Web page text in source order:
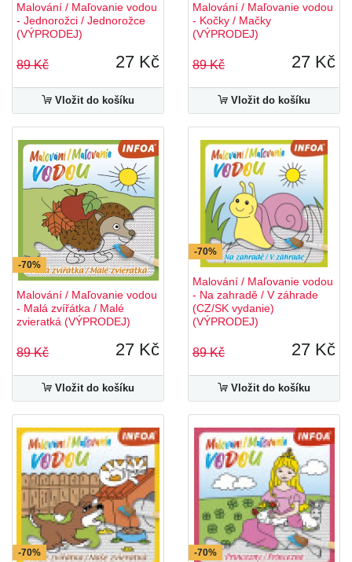
Malování / Maľovanie vodou
- Jednorožci / Jednorožce
(VÝPRODEJ)
89 Kč 27 Kč
Vložit do košíku
Malování / Maľovanie vodou
- Kočky / Mačky
(VÝPRODEJ)
89 Kč 27 Kč
Vložit do košíku
-70%
Malování / Maľovanie vodou
- Malá zvířátka / Malé
zvieratká (VÝPRODEJ)
89 Kč 27 Kč
Vložit do košíku
-70%
Malování / Maľovanie vodou
- Na zahradě / V záhrade
(CZ/SK vydanie)
(VÝPRODEJ)
89 Kč 27 Kč
Vložit do košíku
-70% -70%